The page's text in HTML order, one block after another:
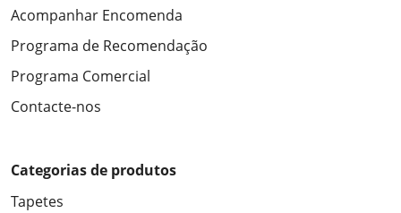
Acompanhar Encomenda
Programa de Recomendação
Programa Comercial
Contacte-nos
Categorias de produtos
Tapetes